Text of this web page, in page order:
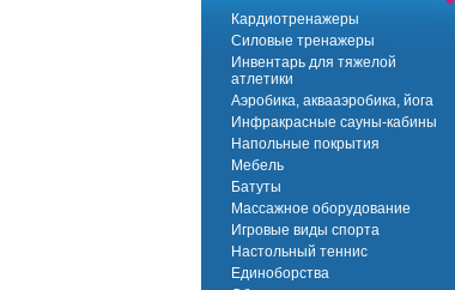
Кардиотренажеры
Силовые тренажеры
Инвентарь для тяжелой
атлетики
Аэробика, аквааэробика, йога
Инфракрасные сауны-кабины
Напольные покрытия
Мебель
Батуты
Массажное оборудование
Игровые виды спорта
Настольный теннис
Единоборства